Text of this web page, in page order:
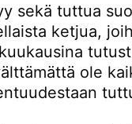
sekä tuttua
ketjua,
ole